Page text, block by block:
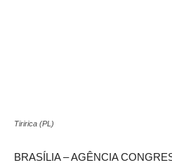
Tiririca (PL)
BRASÍLIA – AGÊNCIA